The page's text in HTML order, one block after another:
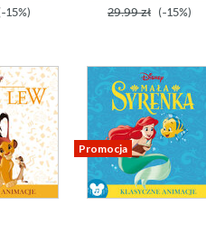
15%) 29.99 zł (-15%)
Promocja